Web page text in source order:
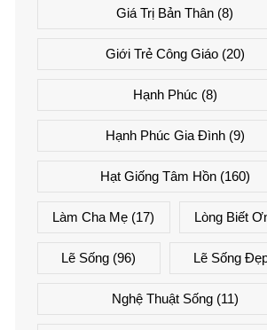
Giá Trị Bản Thân (8)
Giới Trẻ Công Giáo(20)
Hạnh Phúc (8)
Hạnh Phúc Gia Đình(9)
Hạt Giống Tâm Hồn(160)
Làm Cha Mẹ (17) Lòng Biết
Lẽ Sống (96) Lẽ Sống
Nghệ Thuật Sống(11)